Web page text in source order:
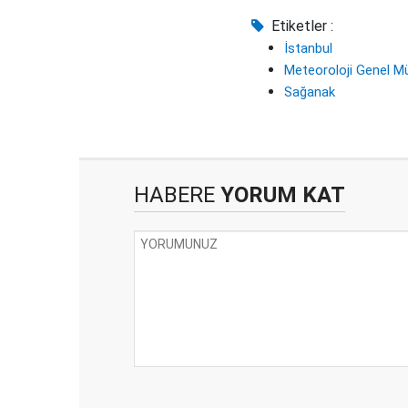
Etiketler :
İstanbul
Meteoroloji Genel
Sağanak
HABERE YORUM KAT